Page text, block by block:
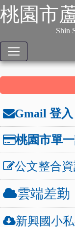
跳到主要內容
網站導覽
桃園市
Shin
本站消息 分月
文章列表
Gmail 登入
桃園市單
公文整合
雲端差勤
新興國小